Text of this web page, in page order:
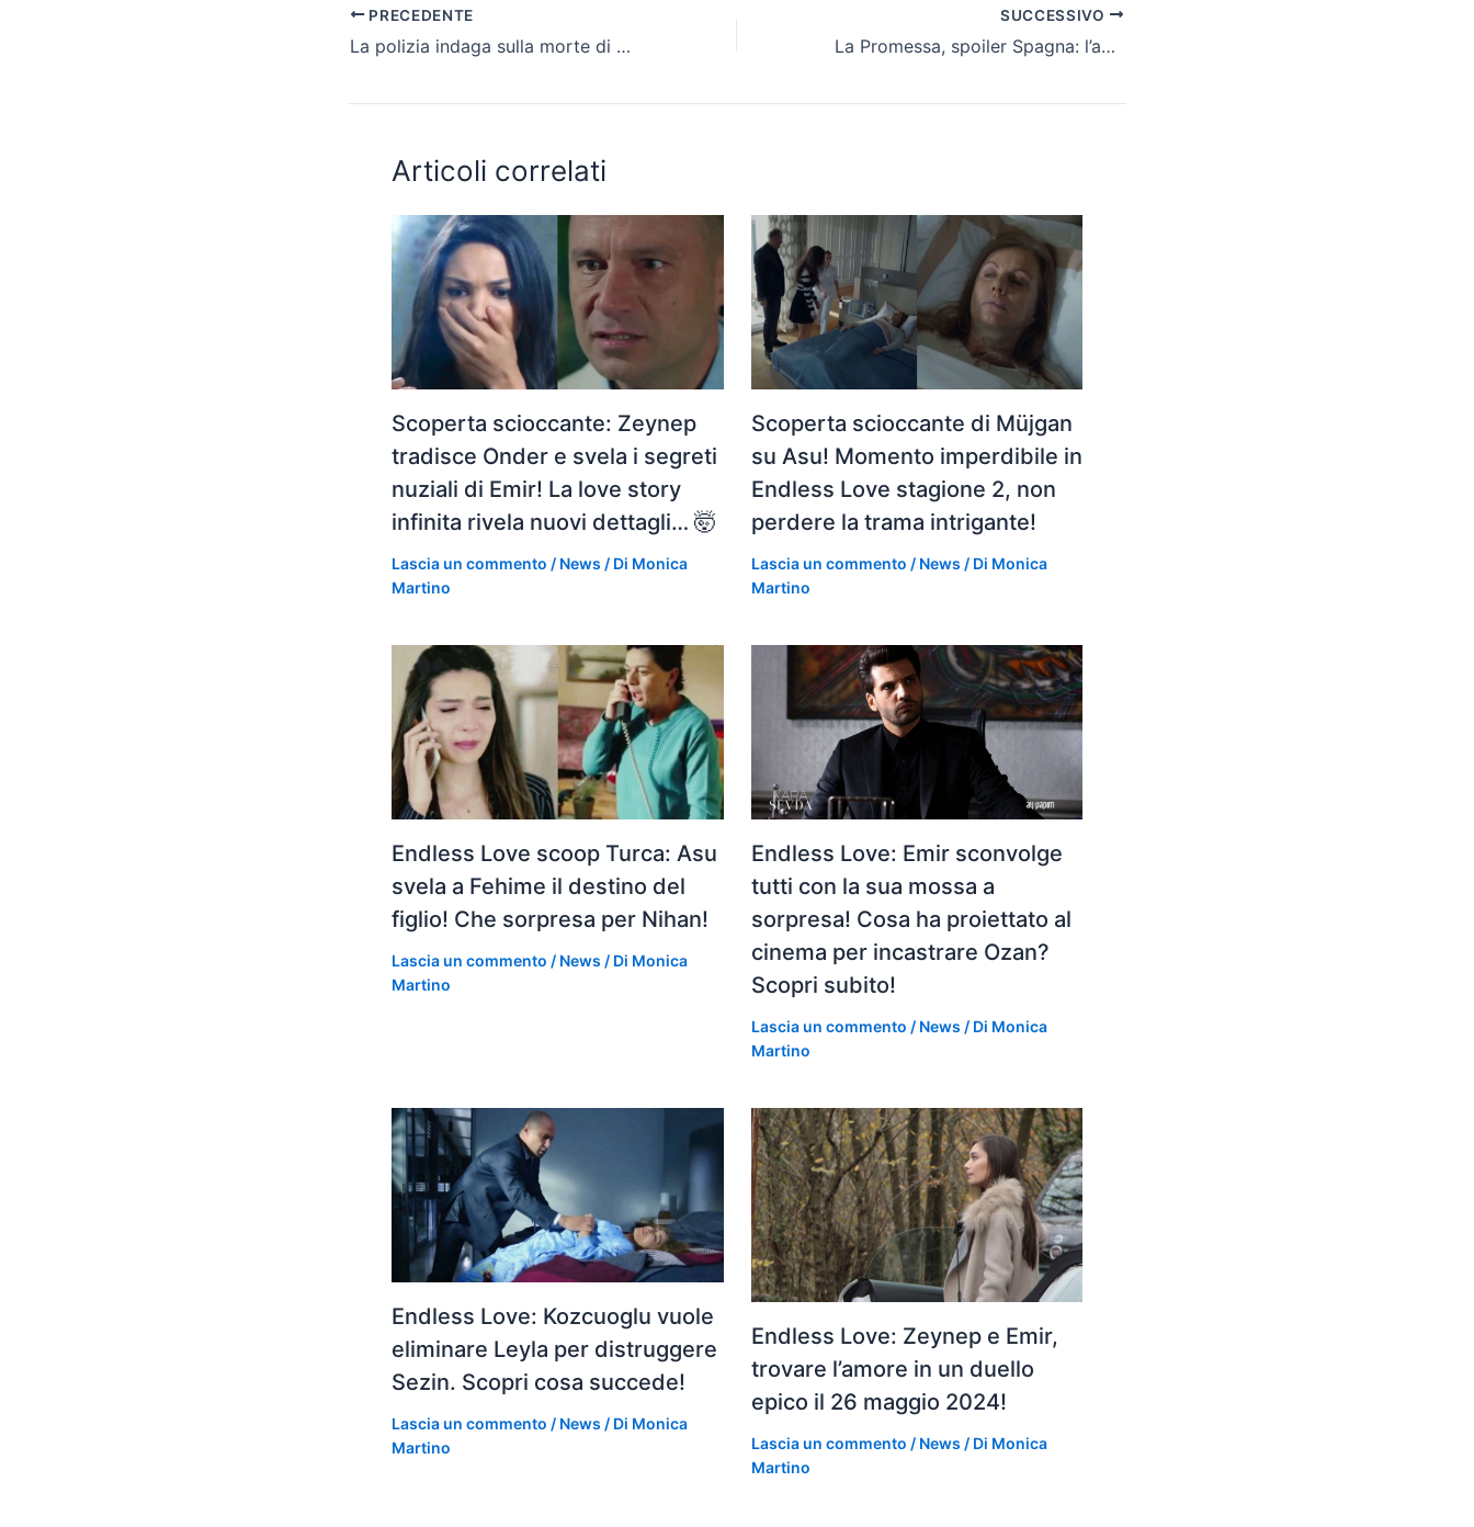
PRECEDENTE
La polizia indaga sulla morte di Manuel, ora considerata un omicidio e non un incidente
SUCCESSIVO
La Promessa, spoiler Spagna: l’amore tra Pia e Ricardo finisce in una drammatica separazione
Articoli correlati
Scoperta scioccante: Zeynep
tradisce Onder e svela i segreti
nuziali di Emir! La love story
infinita rivela nuovi dettagli… 🤯
Lascia un commento / News / Di Monica
Martino
Scoperta scioccante di Müjgan
su Asu! Momento imperdibile in
Endless Love stagione 2, non
perdere la trama intrigante!
Lascia un commento / News / Di Monica
Martino
Endless Love scoop Turca: Asu
svela a Fehime il destino del
figlio! Che sorpresa per Nihan!
Lascia un commento / News / Di Monica
Martino
Endless Love: Emir sconvolge
tutti con la sua mossa a
sorpresa! Cosa ha proiettato al
cinema per incastrare Ozan?
Scopri subito!
Lascia un commento / News / Di Monica
Martino
Endless Love: Kozcuoglu vuole
eliminare Leyla per distruggere
Sezin. Scopri cosa succede!
Lascia un commento / News / Di Monica
Martino
Endless Love: Zeynep e Emir,
trovare l’amore in un duello
epico il 26 maggio 2024!
Lascia un commento / News / Di Monica
Martino